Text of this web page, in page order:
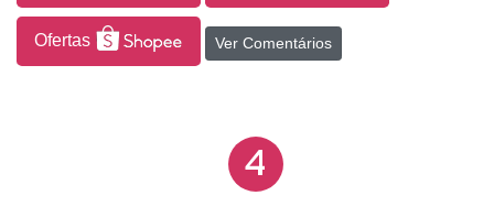
Ofertas Ver Comentários
4